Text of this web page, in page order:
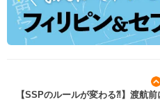
【SSPのルールが変わる⁈】渡航